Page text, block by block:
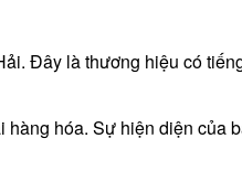
Đây là thương hiệu có
hóa. Sự hiện diện của